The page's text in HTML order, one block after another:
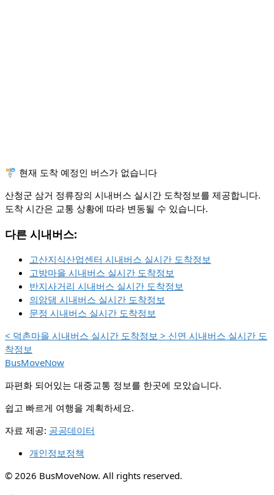
🚏 현재 도착 예정인 버스가 없습니다
산청군 삼거 정류장의 시내버스 실시간 도착정보를 제공합니다.
도착 시간은 교통 상황에 따라 변동될 수 있습니다.
다른 시내버스:
고산지식산업센터 시내버스 실시간 도착정보
고방마을 시내버스 실시간 도착정보
반지사거리 시내버스 실시간 도착정보
의암댐 시내버스 실시간 도착정보
문정 시내버스 실시간 도착정보
< 덕촌마을 시내버스 실시간 도착정보 > 신연 시내버스 실시간 도
착정보
BusMoveNow
파편화 되어있는 대중교통 정보를 한곳에 모았습니다.
쉽고 빠르게 여행을 계획하세요.
자료 제공: 공공데이터
개인정보정책
© 2026 BusMoveNow. All rights reserved.